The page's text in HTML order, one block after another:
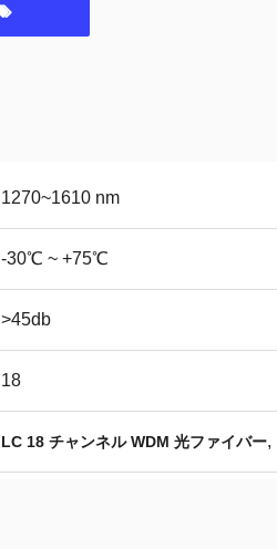
1270~1610 nm
-30℃ ~ +75℃
>45db
18
LC 18 チャンネル WDM 光ファイバー,